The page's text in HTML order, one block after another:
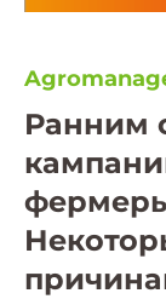
Ранним